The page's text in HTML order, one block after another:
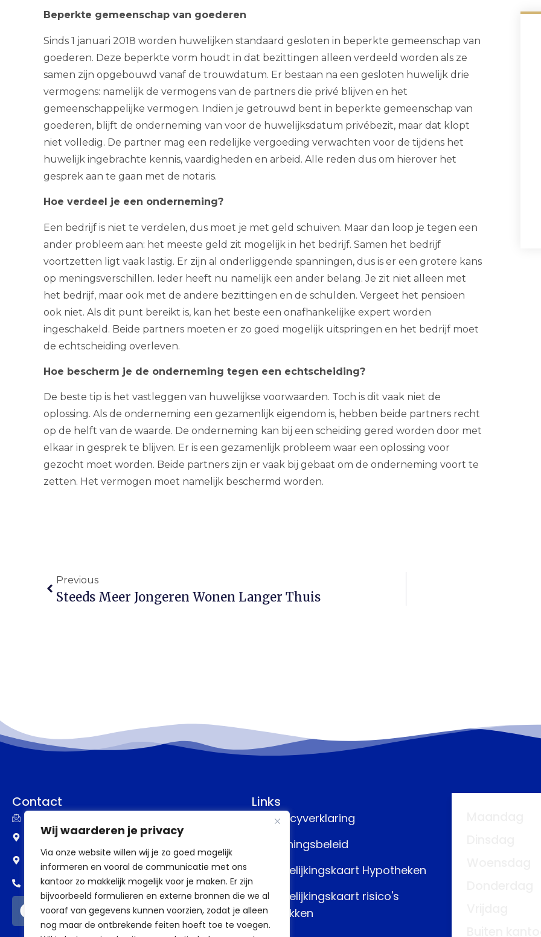
Wij waarderen je privacy
Via onze website willen wij je zo goed mogelijk
informeren en vooral de communicatie met ons
kantoor zo makkelijk mogelijk voor je maken. Er zijn
bijvoorbeeld formulieren en externe bronnen die we al
vooraf van gegevens kunnen voorzien, zodat je alleen
nog maar de ontbrekende feiten hoeft toe te voegen.
Beperkte gemeenschap van goederen
Sinds 1 januari 2018 worden huwelijken standaard gesloten in beperkte gemeenschap van
goederen. Deze beperkte vorm houdt in dat bezittingen alleen verdeeld worden als ze
samen zijn opgebouwd vanaf de trouwdatum. Er bestaan na een gesloten huwelijk drie
vermogens: namelijk de vermogens van de partners die privé blijven en het
gemeenschappelijke vermogen. Indien je getrouwd bent in beperkte gemeenschap van
goederen, blijft de onderneming van voor de huwelijksdatum privébezit, maar dat klopt
niet volledig. De partner mag een redelijke vergoeding verwachten voor de tijdens het
huwelijk ingebrachte kennis, vaardigheden en arbeid. Alle reden dus om hierover het
gesprek aan te gaan met de notaris.
Hoe verdeel je een onderneming?
Een bedrijf is niet te verdelen, dus moet je met geld schuiven. Maar dan loop je tegen een
ander probleem aan: het meeste geld zit mogelijk in het bedrijf. Samen het bedrijf
voortzetten ligt vaak lastig. Er zijn al onderliggende spanningen, dus is er een grotere kans
op meningsverschillen. Ieder heeft nu namelijk een ander belang. Je zit niet alleen met
het bedrijf, maar ook met de andere bezittingen en de schulden. Vergeet het pensioen
ook niet. Als dit punt bereikt is, kan het beste een onafhankelijke expert worden
ingeschakeld. Beide partners moeten er zo goed mogelijk uitspringen en het bedrijf moet
de echtscheiding overleven.
Hoe bescherm je de onderneming tegen een echtscheiding?
De beste tip is het vastleggen van huwelijkse voorwaarden. Toch is dit vaak niet de
oplossing. Als de onderneming een gezamenlijk eigendom is, hebben beide partners recht
op de helft van de waarde. De onderneming kan bij een scheiding gered worden door met
elkaar in gesprek te blijven. Er is een gezamenlijk probleem waar een oplossing voor
gezocht moet worden. Beide partners zijn er vaak bij gebaat om de onderneming voort te
zetten. Het vermogen moet namelijk beschermd worden.
Previous
Steeds Meer Jongeren Wonen Langer Thuis
Contact
Frankenstraat 77
6582 CW Heumen
0318 - 388 69 98
Links
Privacyverklaring
Beloningsbeleid
Vergelijkingskaart Hypotheken
Vergelijkingskaart risico's
afdekken